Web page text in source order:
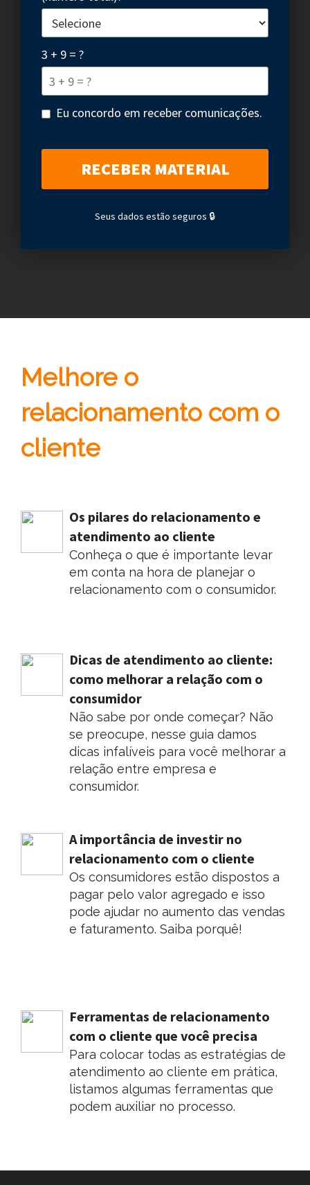
3 + 9 = ?
Eu concordo em receber comunicações.
Seus dados estão seguros 🔒
Melhore o
relacionamento com o
cliente
Os pilares do relacionamento e
atendimento ao cliente
Conheça o que é importante levar
em conta na hora de planejar o
relacionamento com o consumidor.
Dicas de atendimento ao cliente:
como melhorar a relação com o
consumidor
Não sabe por onde começar? Não
se preocupe, nesse guia damos
dicas infalíveis para você melhorar a
relação entre empresa e
consumidor.
A importância de investir no
relacionamento com o cliente
Os consumidores estão dispostos a
pagar pelo valor agregado e isso
pode ajudar no aumento das vendas
e faturamento. Saiba porquê!
Ferramentas de relacionamento
com o cliente que você precisa
Para colocar todas as estratégias de
atendimento ao cliente em prática,
listamos algumas ferramentas que
podem auxiliar no processo.